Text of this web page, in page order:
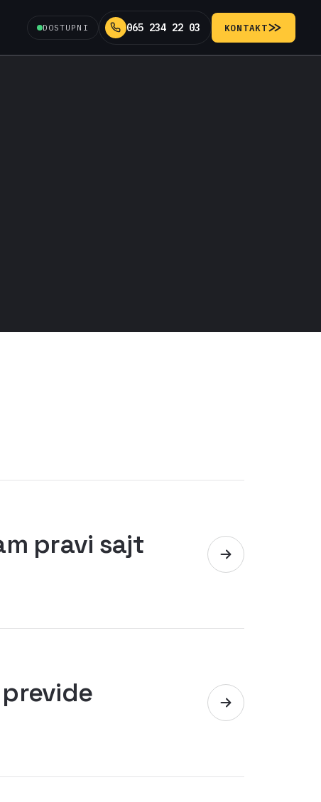
DOSTUPNI 065 234 22 03 KONTAKT
pravi sajt